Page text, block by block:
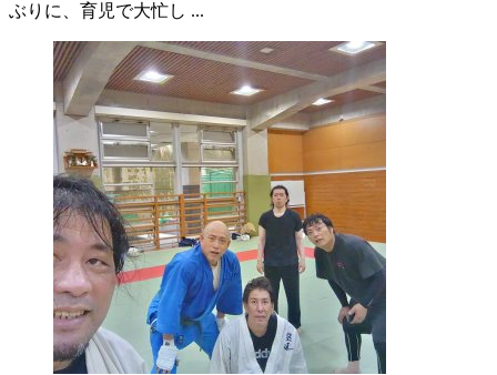
ぶりに、育児で大忙し ...